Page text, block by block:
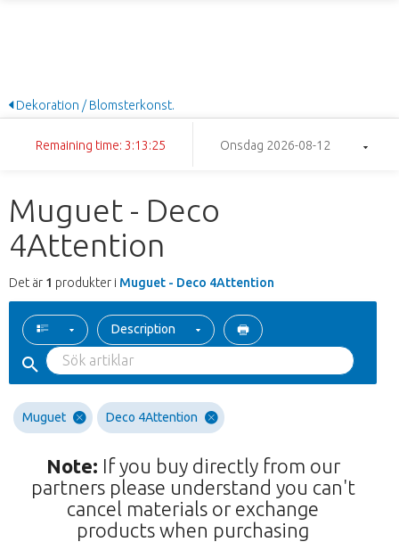
Dekoration / Blomsterkonst.
Remaining time: 3:13:25 Onsdag 2026-08-12
Muguet - Deco
4Attention
Det är 1 produkter i Muguet - Deco 4Attention
Description
Muguet Deco 4Attention
Note: If you buy directly from our
partners please understand you can't
cancel materials or exchange
products when purchasing